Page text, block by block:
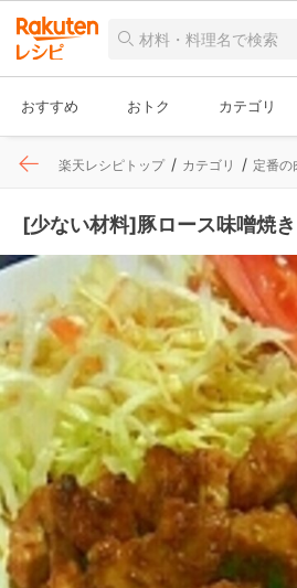
おすすめ おトク カテゴリ
楽天レシピトップ カテゴリ 定番の
[少ない材料]豚ロース味噌焼